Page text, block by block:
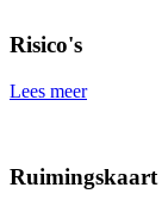
Risico's
Lees meer
Ruimingskaart